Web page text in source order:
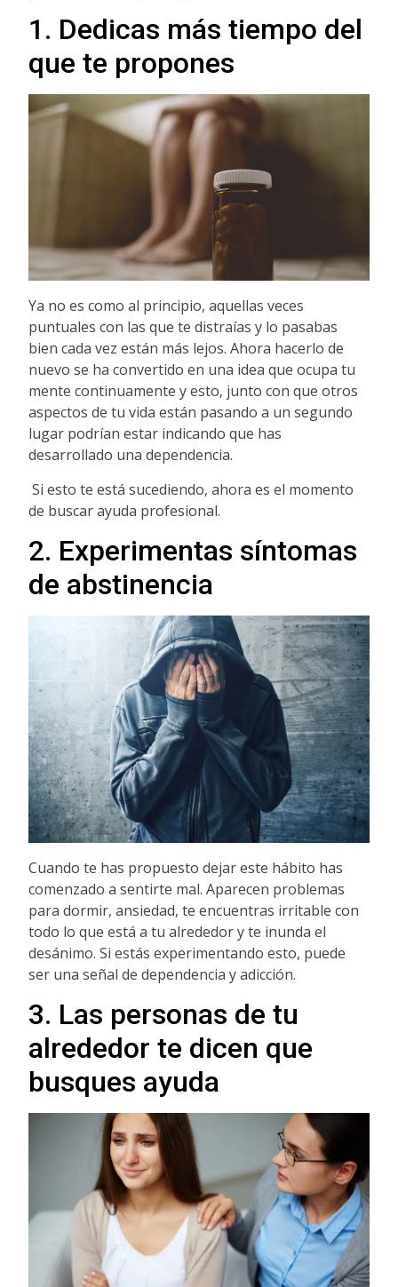
1. Dedicas más tiempo del
que te propones
Ya no es como al principio, aquellas veces
puntuales con las que te distraías y lo pasabas
bien cada vez están más lejos. Ahora hacerlo de
nuevo se ha convertido en una idea que ocupa tu
mente continuamente y esto, junto con que otros
aspectos de tu vida están pasando a un segundo
lugar podrían estar indicando que has
desarrollado una dependencia.
Si esto te está sucediendo, ahora es el momento
de buscar ayuda profesional.
2. Experimentas síntomas
de abstinencia
Cuando te has propuesto dejar este hábito has
comenzado a sentirte mal. Aparecen problemas
para dormir, ansiedad, te encuentras irritable con
todo lo que está a tu alrededor y te inunda el
desánimo. Si estás experimentando esto, puede
ser una señal de dependencia y adicción.
3. Las personas de tu
alrededor te dicen que
busques ayuda